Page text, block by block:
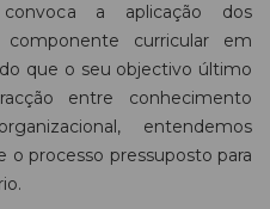
a aplicação dos
curricular em
que o seu objectivo último
entre conhecimento
entendemos
o processo pressuposto para